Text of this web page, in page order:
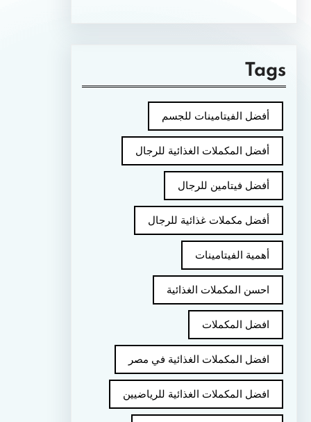
Tags
أفضل الفيتامينات للجسم
أفضل المكملات الغذائية للرجال
أفضل فيتامين للرجال
أفضل مكملات غذائية للرجال
أهمية الفيتامينات
احسن المكملات الغذائية
افضل المكملات
افضل المكملات الغذائية في مصر
افضل المكملات الغذائية للرياضيين